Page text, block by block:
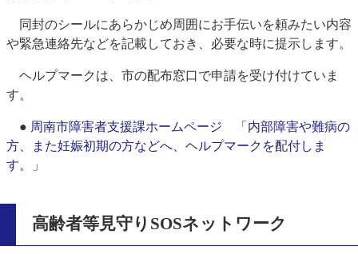
同封のシールにあらかじめ周囲にお手伝いを頼みたい内容
や緊急連絡先などを記載しておき、必要な時に提示します。
ヘルプマークは、市の配布窓口で申請を受け付けていま
す。
● 周南市障害者支援課ホームページ 「内部障害や難病の
方、また妊娠初期の方などへ、ヘルプマークを配付しま
す。」
高齢者等見守りSOSネットワーク